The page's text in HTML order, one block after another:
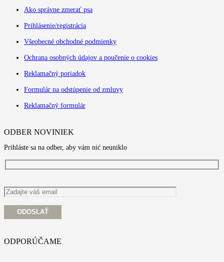
Ako správne zmerať psa
Prihlásenie/registrácia
Všeobecné obchodné podmienky
Ochrana osobných údajov a poučenie o cookies
Reklamačný poriadok
Formulár na odstúpenie od zmluvy
Reklamačný formulár
ODBER NOVINIEK
Prihláste sa na odber, aby vám nić neuniklo
ODPORÚČAME